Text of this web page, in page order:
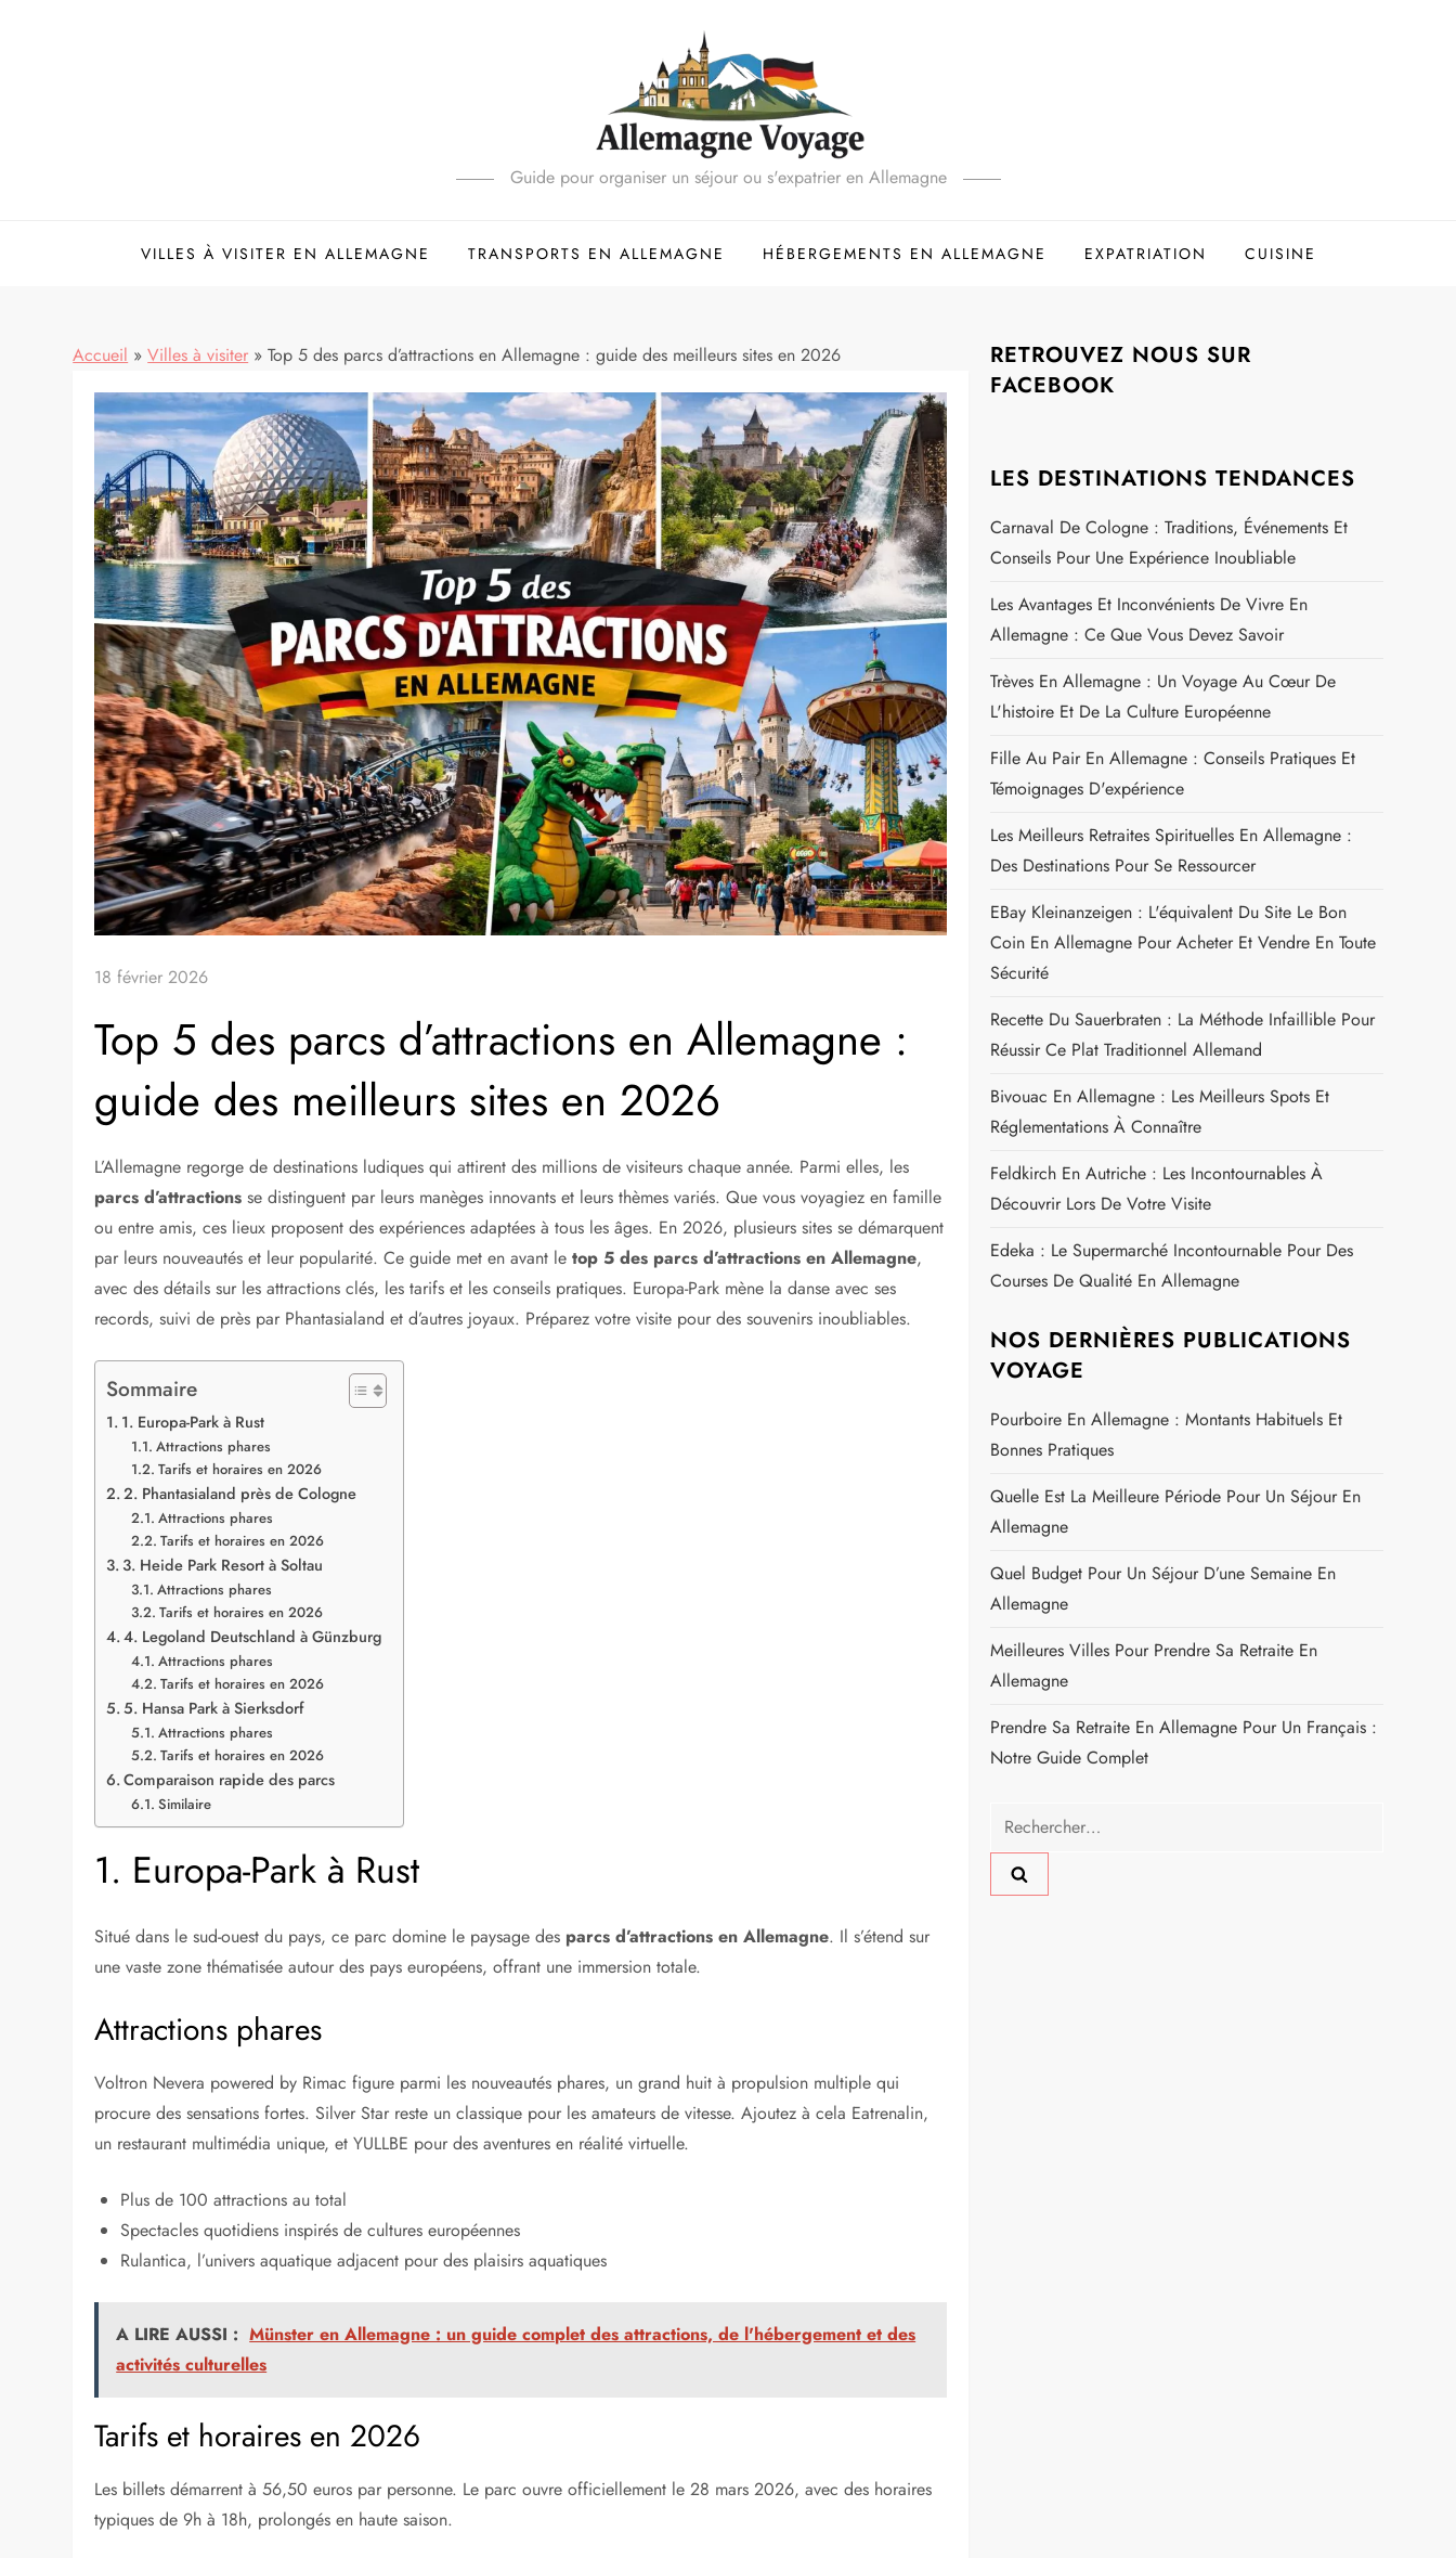
Guide pour organiser un séjour ou s'expatrier en Allemagne
VILLES À VISITER EN ALLEMAGNE TRANSPORTS EN ALLEMAGNE HÉBERGEMENTS EN ALLEMAGNE EXPATRIATION CUISINE
Accueil »Villes à visiter »Top 5 des parcs d’attractions en Allemagne : guide des meilleurs sites en 2026
18 février 2026
Top 5 des parcs d’attractions en Allemagne :
guide des meilleurs sites en 2026
L’Allemagne regorge de destinations ludiques qui attirent des millions de visiteurs chaque année. Parmi elles, les
parcs d’attractions se distinguent par leurs manèges innovants et leurs thèmes variés. Que vous voyagiez en famille
ou entre amis, ces lieux proposent des expériences adaptées à tous les âges. En 2026, plusieurs sites se démarquent
par leurs nouveautés et leur popularité. Ce guide met en avant letop 5 des parcs d’attractions en Allemagne,
avec des détails sur les attractions clés, les tarifs et les conseils pratiques. Europa-Park mène la danse avec ses
records, suivi de près par Phantasialand et d’autres joyaux. Préparez votre visite pour des souvenirs inoubliables.
Sommaire
1. Europa-Park à Rust
Attractions phares
Tarifs et horaires en 2026
2. Phantasialand près de Cologne
Attractions phares
Tarifs et horaires en 2026
3. Heide Park Resort à Soltau
Attractions phares
Tarifs et horaires en 2026
4. Legoland Deutschland à Günzburg
Attractions phares
Tarifs et horaires en 2026
5. Hansa Park à Sierksdorf
Attractions phares
Tarifs et horaires en 2026
Comparaison rapide des parcs
Similaire
1. Europa-Park à Rust
Situé dans le sud-ouest du pays, ce parc domine le paysage des parcs d’attractions en Allemagne. Il s’étend sur
une vaste zone thématisée autour des pays européens, offrant une immersion totale.
Attractions phares
Voltron Nevera powered by Rimac figure parmi les nouveautés phares, un grand huit à propulsion multiple qui
procure des sensations fortes. Silver Star reste un classique pour les amateurs de vitesse. Ajoutez à cela Eatrenalin,
un restaurant multimédia unique, et YULLBE pour des aventures en réalité virtuelle.
Plus de 100 attractions au total
Spectacles quotidiens inspirés de cultures européennes
Rulantica, l’univers aquatique adjacent pour des plaisirs aquatiques
A LIRE AUSSI : Münster en Allemagne : un guide complet des attractions, de l'hébergement et des
activités culturelles
Tarifs et horaires en 2026
Les billets démarrent à 56,50 euros par personne. Le parc ouvre officiellement le 28 mars 2026, avec des horaires
typiques de 9h à 18h, prolongés en haute saison.
RETROUVEZ NOUS SUR
FACEBOOK
LES DESTINATIONS TENDANCES
Carnaval De Cologne : Traditions, Événements Et
Conseils Pour Une Expérience Inoubliable
Les Avantages Et Inconvénients De Vivre En
Allemagne : Ce Que Vous Devez Savoir
Trèves En Allemagne : Un Voyage Au Cœur De
L'histoire Et De La Culture Européenne
Fille Au Pair En Allemagne : Conseils Pratiques Et
Témoignages D'expérience
Les Meilleurs Retraites Spirituelles En Allemagne :
Des Destinations Pour Se Ressourcer
EBay Kleinanzeigen : L'équivalent Du Site Le Bon
Coin En Allemagne Pour Acheter Et Vendre En Toute
Sécurité
Recette Du Sauerbraten : La Méthode Infaillible Pour
Réussir Ce Plat Traditionnel Allemand
Bivouac En Allemagne : Les Meilleurs Spots Et
Réglementations À Connaître
Feldkirch En Autriche : Les Incontournables À
Découvrir Lors De Votre Visite
Edeka : Le Supermarché Incontournable Pour Des
Courses De Qualité En Allemagne
NOS DERNIÈRES PUBLICATIONS
VOYAGE
Pourboire En Allemagne : Montants Habituels Et
Bonnes Pratiques
Quelle Est La Meilleure Période Pour Un Séjour En
Allemagne
Quel Budget Pour Un Séjour D’une Semaine En
Allemagne
Meilleures Villes Pour Prendre Sa Retraite En
Allemagne
Prendre Sa Retraite En Allemagne Pour Un Français :
Notre Guide Complet
Rechercher :